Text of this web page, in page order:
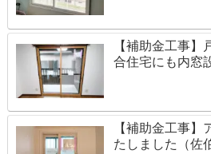
【補助金工事
合住宅にも内窓
【補助金工事
たしました（佐